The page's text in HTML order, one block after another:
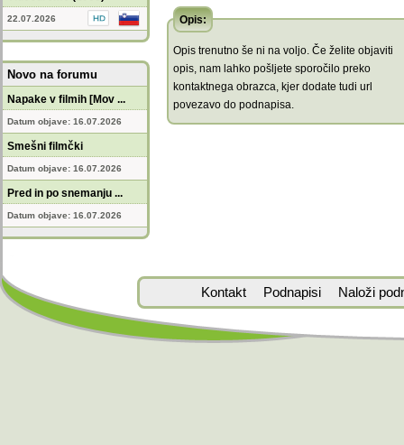
22.07.2026
Novo na forumu
Napake v filmih [Mov ...
Datum objave: 16.07.2026
Smešni filmčki
Datum objave: 16.07.2026
Pred in po snemanju ...
Datum objave: 16.07.2026
Opis:
Opis trenutno še ni na voljo. Če želite objaviti
opis, nam lahko pošljete sporočilo preko
kontaktnega obrazca, kjer dodate tudi url
povezavo do podnapisa.
Kontakt Podnapisi Naloži